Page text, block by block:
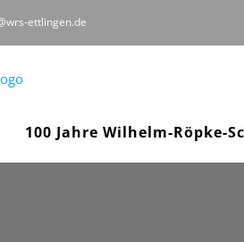
ettlingen.de
100 Jahre Wilhelm-Röpke-